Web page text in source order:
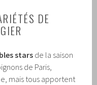
DE
stars de la saison
de Paris,
mais tous apportent